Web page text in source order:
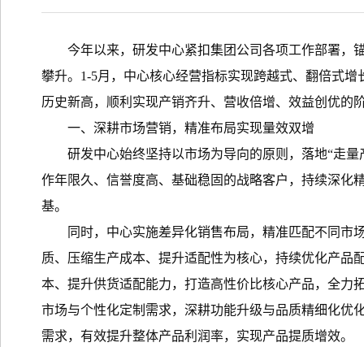
今年以来，研发中心紧扣集团公司各项工作部署，
攀升。1-5月，中心核心经营指标实现跨越式、翻倍式增
历史新高，顺利实现产销齐升、营收倍增、效益创优
一、深耕市场营销，精准布局实现量效双增
研发中心始终坚持以市场为导向的原则，落地“走
作年限久、信誉度高、基础稳固的战略客户，持续深化
基。
同时，中心实施差异化销售布局，精准匹配不同
质、压缩生产成本、提升适配性为核心，持续优化产品
本、提升供货适配能力，打造高性价比核心产品，全力
市场与个性化定制需求，深耕功能升级与品质精细化优
需求，有效提升整体产品利润率，实现产品提质增效。